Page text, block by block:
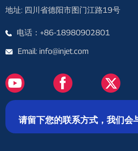
地址: 四川省德阳市图门江路19号
电话：+86-18980902801
Email: info@injet.com
请留下您的联系方式，我们会